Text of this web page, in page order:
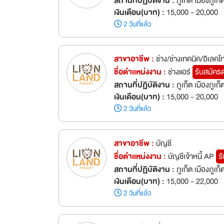
เงินเดือน(บาท) : 15,000 - 20,000
2 วันที่แล้ว
สาขาอาชีพ :ช่าง/ช่างเทคนิค/อิเลค
ชื่อตำเเหน่งงาน :ช่างแอร์ รับสมัคร
สถานที่ปฏิบัติงาน :ภูเก็ต เมืองภูเก็
เงินเดือน(บาท) : 15,000 - 20,000
2 วันที่แล้ว
สาขาอาชีพ :บัญชี
ชื่อตำเเหน่งงาน :บัญชีเจ้าหนี้ AP
สถานที่ปฏิบัติงาน :ภูเก็ต เมืองภูเก็
เงินเดือน(บาท) : 15,000 - 22,000
2 วันที่แล้ว